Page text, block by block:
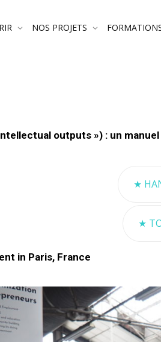
NOS PROJETS
outputs ») : un
★
★
in Paris, France